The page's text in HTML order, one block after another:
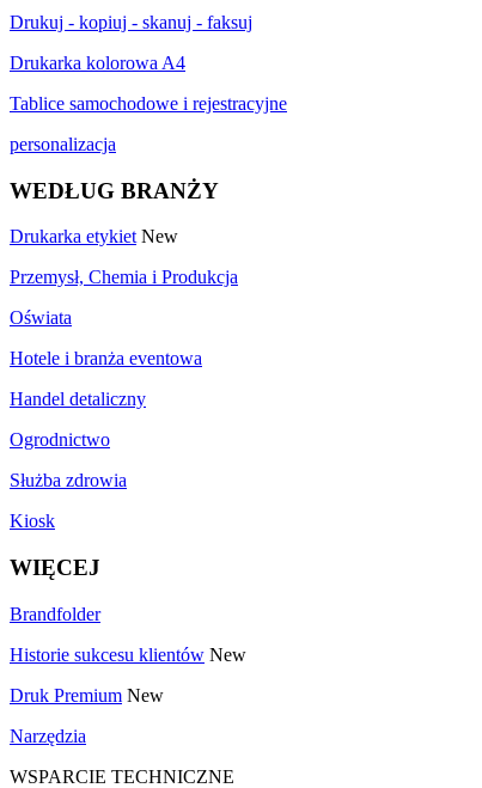
Drukuj - kopiuj - skanuj - faksuj
Drukarka kolorowa A4
Tablice samochodowe i rejestracyjne
personalizacja
WEDŁUG BRANŻY
Drukarka etykiet New
Przemysł, Chemia i Produkcja
Oświata
Hotele i branża eventowa
Handel detaliczny
Ogrodnictwo
Służba zdrowia
Kiosk
WIĘCEJ
Brandfolder
Historie sukcesu klientów New
Druk Premium New
Narzędzia
WSPARCIE TECHNICZNE